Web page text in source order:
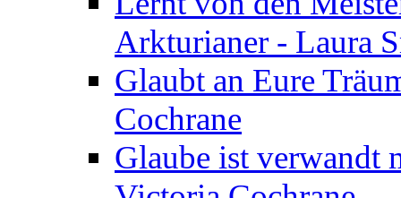
Arkturianer - Laura
Glaubt an Eure
Cochrane
Glaube ist verwandt